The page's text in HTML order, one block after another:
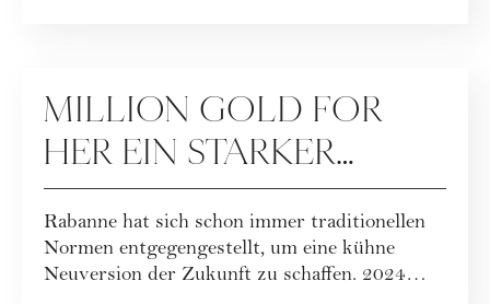
MILLION GOLD FOR
HER EIN STARKER
NEUER
SIGNATUREDUFT FÜR
DAMEN, VERKÖRPERT
Rabanne hat sich schon immer traditionellen
Normen entgegengestellt, um eine kühne
Neuversion der Zukunft zu schaffen. 2024